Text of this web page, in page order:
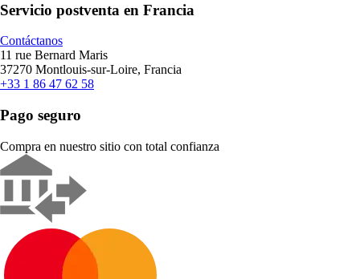
Servicio postventa en Francia
Contáctanos
11 rue Bernard Maris
37270 Montlouis-sur-Loire, Francia
+33 1 86 47 62 58
Pago seguro
Compra en nuestro sitio con total confianza